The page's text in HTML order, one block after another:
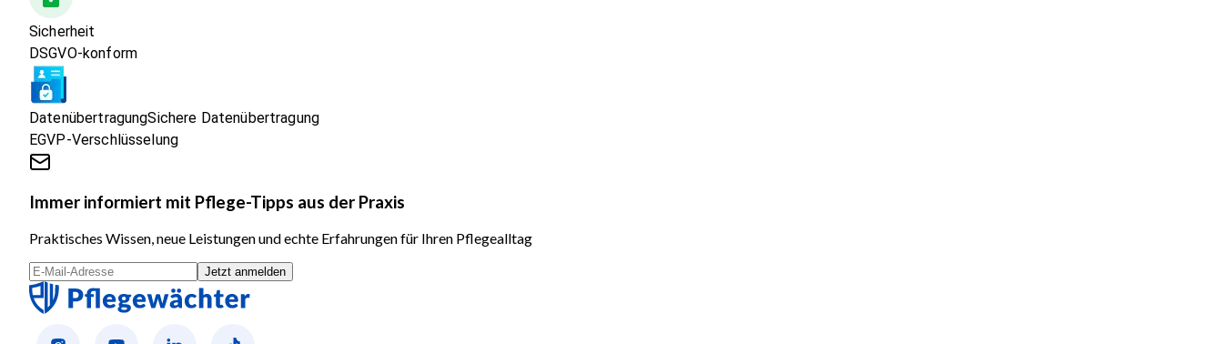
Sicherheit
DSGVO-konform
DatenübertragungSichere Datenübertragung
EGVP-Verschlüsselung
Immer informiert mit Pflege-Tipps aus der Praxis
Praktisches Wissen, neue Leistungen und echte Erfahrungen für Ihren Pflegealltag
Jetzt anmelden